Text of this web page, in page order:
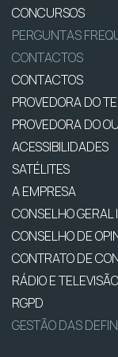
CONCURSOS
PERGUNTAS
CONTACTOS
CONTACTOS
PROVEDORA DO
PROVEDORA DO
ACESSIBILIDADES
SATÉLITES
A EMPRESA
CONSELHO
CONSELHO DE
CONTRATO DE
RÁDIO E TELEVISÃO
RGPD
GESTÃO DAS